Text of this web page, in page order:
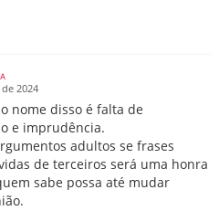
2024
nome disso é falta de
e imprudência.
adultos se frases
de terceiros será uma honra
sabe possa até mudar